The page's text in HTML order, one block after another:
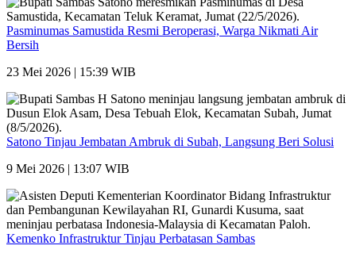
Pasminumas Samustida Resmi Beroperasi, Warga Nikmati Air
Bersih
23 Mei 2026 | 15:39 WIB
Satono Tinjau Jembatan Ambruk di Subah, Langsung Beri Solusi
9 Mei 2026 | 13:07 WIB
Kemenko Infrastruktur Tinjau Perbatasan Sambas